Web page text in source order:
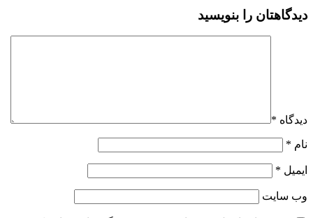
دیدگاهتان را بنویسید
دیدگاه *
نام *
ایمیل *
وب‌ سایت